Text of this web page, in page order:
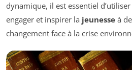
dynamique, il est essentiel
engager et inspirer la jeunesse à
changement face à la crise